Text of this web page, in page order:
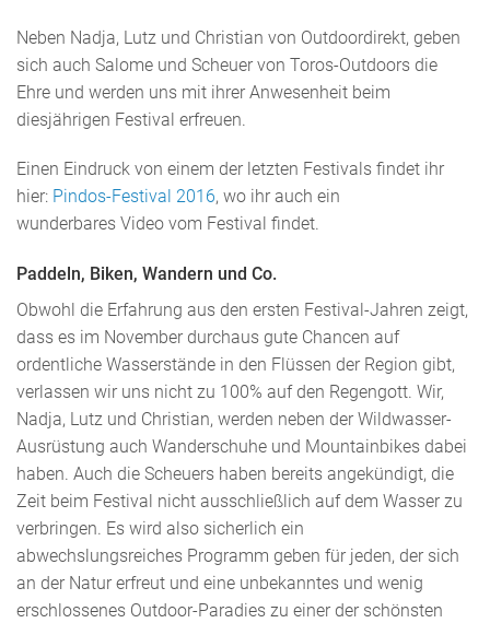
Neben Nadja, Lutz und Christian von Outdoordirekt, geben
sich auch Salome und Scheuer von Toros-Outdoors die
Ehre und werden uns mit ihrer Anwesenheit beim
diesjährigen Festival erfreuen.
Einen Eindruck von einem der letzten Festivals findet ihr
hier: Pindos-Festival 2016, wo ihr auch ein
wunderbares Video vom Festival findet.
Paddeln, Biken, Wandern und Co.
Obwohl die Erfahrung aus den ersten Festival-Jahren zeigt,
dass es im November durchaus gute Chancen auf
ordentliche Wasserstände in den Flüssen der Region gibt,
verlassen wir uns nicht zu 100% auf den Regengott. Wir,
Nadja, Lutz und Christian, werden neben der Wildwasser-
Ausrüstung auch Wanderschuhe und Mountainbikes dabei
haben. Auch die Scheuers haben bereits angekündigt, die
Zeit beim Festival nicht ausschließlich auf dem Wasser zu
verbringen. Es wird also sicherlich ein
abwechslungsreiches Programm geben für jeden, der sich
an der Natur erfreut und eine unbekanntes und wenig
erschlossenes Outdoor-Paradies zu einer der schönsten